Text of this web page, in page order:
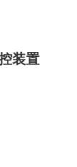
装置